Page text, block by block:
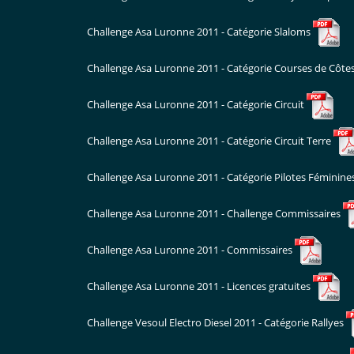
Challenge Asa Luronne 2011 - Catégorie Slaloms
Challenge Asa Luronne 2011 - Catégorie Courses de
Challenge Asa Luronne 2011 - Catégorie Circuit
Challenge Asa Luronne 2011 - Catégorie Circuit Terre
Challenge Asa Luronne 2011 - Catégorie Pilotes
Challenge Asa Luronne 2011 - Challenge Commissaires
Challenge Asa Luronne 2011 - Commissaires
Challenge Asa Luronne 2011 - Licences gratuites
Challenge Vesoul Electro Diesel 2011 - Catégorie Rallyes